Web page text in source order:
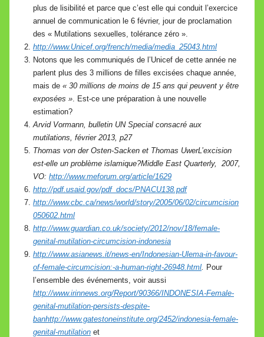
plus de lisibilité et parce que c’est elle qui conduit l’exercice
annuel de communication le 6 février, jour de proclamation
des « Mutilations sexuelles, tolérance zéro ».
http://www.Unicef.org/french/media/media_25043.html
Notons que les communiqués de l’Unicef de cette année ne
parlent plus des 3 millions de filles excisées chaque année,
mais de « 30 millions de moins de 15 ans qui peuvent y être
exposées » . Est-ce une préparation à une nouvelle
estimation?
Arvid Vormann, bulletin UN Special consacré aux
mutilations, février 2013, p27
Thomas von der Osten-Sacken et Thomas UwerL’excision
est-elle un problème islamique?Middle East Quarterly,
2007,
VO: http://www.meforum.org/article/1629
http://pdf.usaid.gov/pdf_docs/PNACU138.pdf
http://www.cbc.ca/news/world/story/2005/06/02/circumcision
050602.html
http://www.guardian.co.uk/society/2012/nov/18/female-
genital-mutilation-circumcision-indonesia
http://www.asianews.it/news-en/Indonesian-Ulema-in-favour-
of-female-circumcision:-a-human-right-26948.html
Pour
l’ensemble des événements, voir aussi
http://www.irinnews.org/Report/90366/INDONESIA-Female-
genital-mutilation-persists-despite-
banhttp://www.gatestoneinstitute.org/2452/indonesia-female-
genital-mutilation et